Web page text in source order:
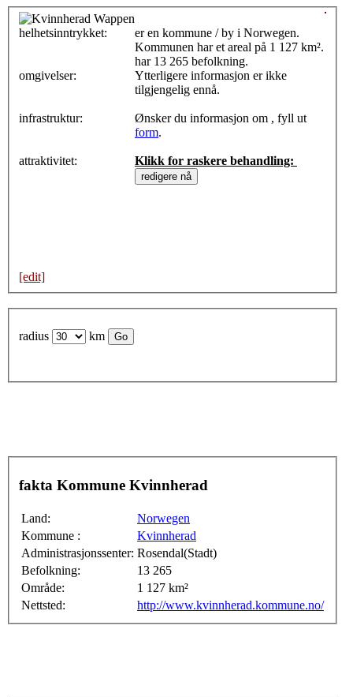
helhetsinntrykket:
omgivelser:
infrastruktur:
attraktivitet:
er en kommune / by i Norwegen.
Kommunen har et areal på 1 127 km².
har 13 265 befolkning.
Ytterligere informasjon er ikke
tilgjengelig ennå.
Ønsker du informasjon om , fyll ut
form.
Klikk for raskere behandling:
[edit]
radius km
fakta Kommune Kvinnherad
Land:
Norwegen
Kommune :
Kvinnherad
Administrasjonssenter: Rosendal(Stadt)
Befolkning:
13 265
Område:
1 127 km²
Nettsted:
http://www.kvinnherad.kommune.no/